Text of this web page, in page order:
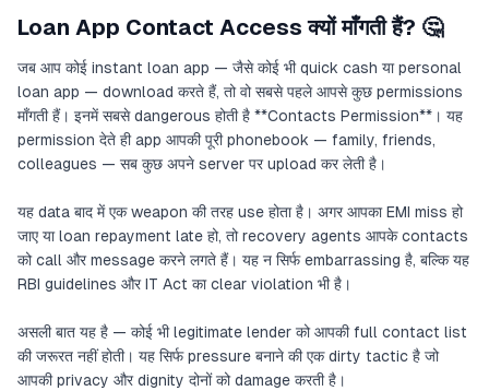
Loan App Contact Access क्यों माँगती हैं? 🤔
जब आप कोई instant loan app — जैसे कोई भी quick cash या personal
loan app — download करते हैं, तो वो सबसे पहले आपसे कुछ permissions
माँगती हैं। इनमें सबसे dangerous होती है **Contacts Permission**। यह
permission देते ही app आपकी पूरी phonebook — family, friends,
colleagues — सब कुछ अपने server पर upload कर लेती है।
यह data बाद में एक weapon की तरह use होता है। अगर आपका EMI miss हो
जाए या loan repayment late हो, तो recovery agents आपके contacts
को call और message करने लगते हैं। यह न सिर्फ embarrassing है, बल्कि यह
RBI guidelines और IT Act का clear violation भी है।
असली बात यह है — कोई भी legitimate lender को आपकी full contact list
की जरूरत नहीं होती। यह सिर्फ pressure बनाने की एक dirty tactic है जो
आपकी privacy और dignity दोनों को damage करती है।